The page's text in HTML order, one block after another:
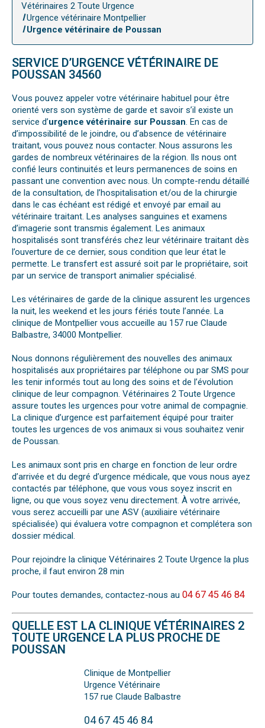
Vétérinaires 2 Toute Urgence
Urgence vétérinaire Montpellier
Urgence vétérinaire de Poussan
SERVICE D’URGENCE VÉTÉRINAIRE DE
POUSSAN 34560
Vous pouvez appeler votre vétérinaire habituel pour être
orienté vers son système de garde et savoir s’il existe un
service d’urgence vétérinaire sur Poussan. En cas de
d’impossibilité de le joindre, ou d’absence de vétérinaire
traitant, vous pouvez nous contacter. Nous assurons les
gardes de nombreux vétérinaires de la région. Ils nous ont
confié leurs continuités et leurs permanences de soins en
passant une convention avec nous. Un compte-rendu détaillé
de la consultation, de l’hospitalisation et/ou de la chirurgie
dans le cas échéant est rédigé et envoyé par email au
vétérinaire traitant. Les analyses sanguines et examens
d’imagerie sont transmis également. Les animaux
hospitalisés sont transférés chez leur vétérinaire traitant dès
l’ouverture de ce dernier, sous condition que leur état le
permette. Le transfert est assuré soit par le propriétaire, soit
par un service de transport animalier spécialisé.
Les vétérinaires de garde de la clinique assurent les urgences
la nuit, les weekend et les jours fériés toute l’année. La
clinique de Montpellier vous accueille au 157 rue Claude
Balbastre, 34000 Montpellier.
Nous donnons régulièrement des nouvelles des animaux
hospitalisés aux propriétaires par téléphone ou par SMS pour
les tenir informés tout au long des soins et de l’évolution
clinique de leur compagnon. Vétérinaires 2 Toute Urgence
assure toutes les urgences pour votre animal de compagnie.
La clinique d’urgence est parfaitement équipé pour traiter
toutes les urgences de vos animaux si vous souhaitez venir
de Poussan.
Les animaux sont pris en charge en fonction de leur ordre
d’arrivée et du degré d’urgence médicale, que vous nous ayez
contactés par téléphone, que vous vous soyez inscrit en
ligne, ou que vous soyez venu directement. À votre arrivée,
vous serez accueilli par une ASV (auxiliaire vétérinaire
spécialisée) qui évaluera votre compagnon et complétera son
dossier médical.
Pour rejoindre la clinique Vétérinaires 2 Toute Urgence la plus
proche, il faut environ 28 min
Pour toutes demandes, contactez-nous au 04 67 45 46 84
QUELLE EST LA CLINIQUE VÉTÉRINAIRES 2
TOUTE URGENCE LA PLUS PROCHE DE
POUSSAN
Clinique de Montpellier
Urgence Vétérinaire
157 rue Claude Balbastre
04 67 45 46 84